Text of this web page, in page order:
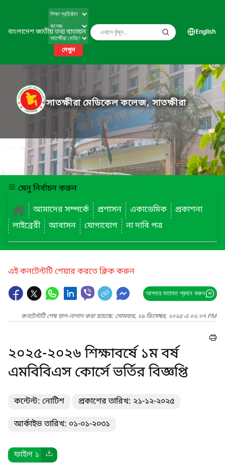
বাংলাদেশ জাতীয় তথ্য বাতায়ন
দেখুন
English
সাতক্ষীরা মেডিকেল কলেজ, সাতক্ষীরা
মেনু নির্বাচন করুন
আমাদের সম্পর্কে
প্রশাসন একাডেমিক
প্রকাশনা
লাইব্রেরী
আবাসন যোগাযোগ না দাবি পত্র
এই কনটেন্টটি শেয়ার করতে ক্লিক করুন
আপনার মতামত প্রদান করুন
কনটেন্টটি শেষ হাল-নাগাদ করা হয়েছে: সোমবার, ২৯ ডিসেম্বর, ২০২৫ এ ০২:০৭ PM
২০২৫-২০২৬ শিক্ষাবর্ষে ১ম বর্ষ
এমবিবিএস কোর্সে ভর্তির বিজ্ঞপ্তি
কন্টেন্ট: নোটিশ প্রকাশের তারিখ: ২১-১২-২০২৫
আর্কাইভ তারিখ: ০১-০১-২০৩১
ফাইল ১